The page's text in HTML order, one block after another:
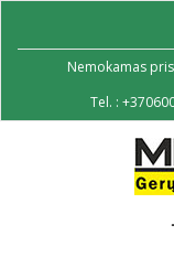
Nemokamas
Tel. :